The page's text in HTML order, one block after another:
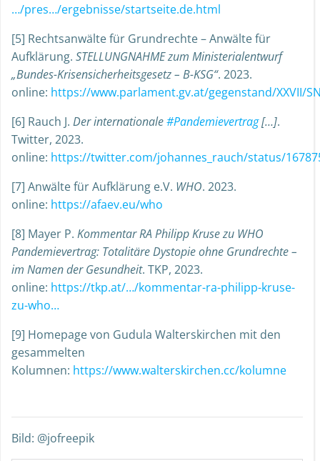
…/pres…/ergebnisse/startseite.de.html
[5] Rechtsanwälte für Grundrechte – Anwälte für
Aufklärung. STELLUNGNAHME zum Ministerialentwurf
„Bundes-Krisensicherheitsgesetz – B-KSG“. 2023.
online: https://www.parlament.gv.at/gegenstand/XXVII/
[6] Rauch J. Der internationale#Pandemievertrag[…].
Twitter, 2023.
online: https://twitter.com/johannes_rauch/status/
[7] Anwälte für Aufklärung e.V. WHO. 2023.
online: https://afaev.eu/who
[8] Mayer P. Kommentar RA Philipp Kruse zu WHO
Pandemievertrag: Totalitäre Dystopie ohne Grundrechte –
im Namen der Gesundheit. TKP, 2023.
online: https://tkp.at/…/kommentar-ra-philipp-kruse-
zu-who…
[9] Homepage von Gudula Walterskirchen mit den
gesammelten
Kolumnen: https://www.walterskirchen.cc/kolumne
Bild: @jofreepik